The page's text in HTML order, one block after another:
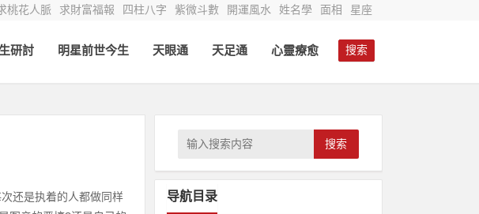
桃花人脈 求財富福報 四柱八字 紫微斗數 開運風水 姓名學 面相
星座
搜索
研討 明星前世今生 天眼通 天足通 心靈療愈
还是执着的人都做同样
搜索
导航目录